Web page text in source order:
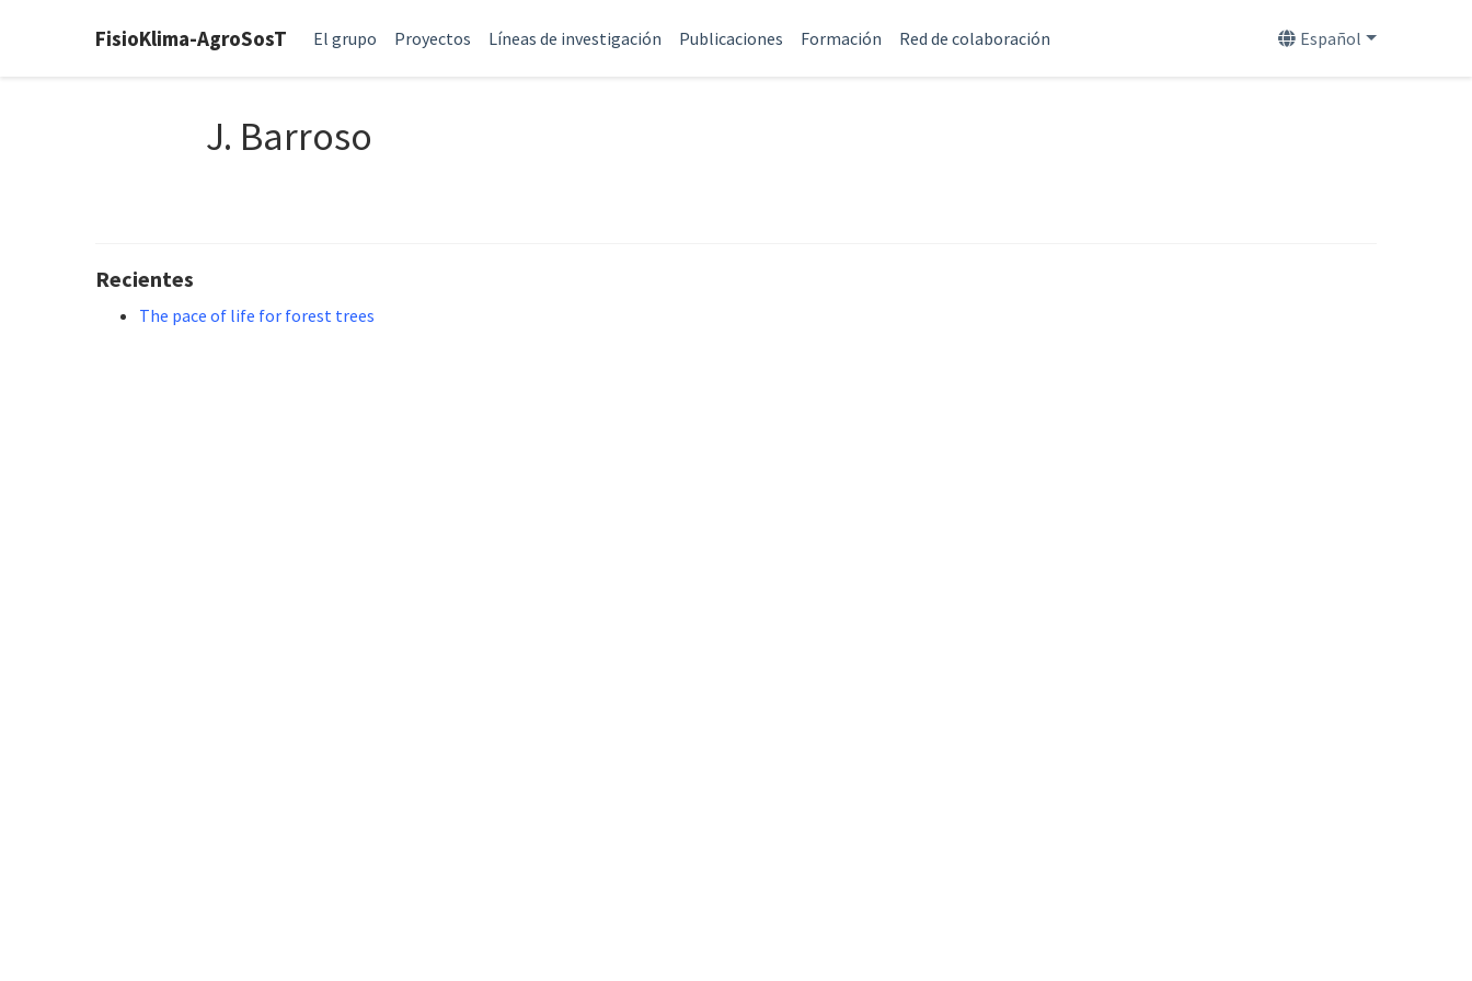
FisioKlima-AgroSosT El grupo Proyectos Líneas de investigación Publicaciones Formación Red de colaboración Español
J. Barroso
Recientes
The pace of life for forest trees